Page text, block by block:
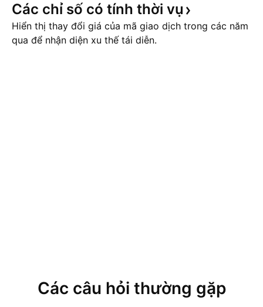
Các chỉ số có tính thời vụ
Hiển thị thay đổi giá của mã giao dịch trong các năm
qua để nhận diện xu thế tái diễn.
Các câu hỏi thường gặp